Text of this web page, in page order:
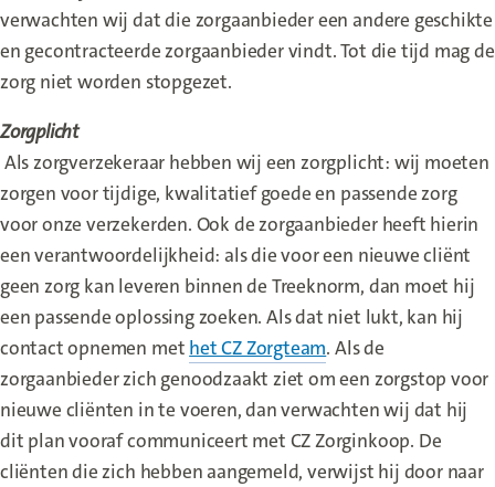
verwachten wij dat die zorgaanbieder een andere geschikte
en gecontracteerde zorgaanbieder vindt. Tot die tijd mag de
zorg niet worden stopgezet.
Zorgplicht
Als zorgverzekeraar hebben wij een zorgplicht: wij moeten
zorgen voor tijdige, kwalitatief goede en passende zorg
voor onze verzekerden. Ook de zorgaanbieder heeft hierin
een verantwoordelijkheid: als die voor een nieuwe cliënt
geen zorg kan leveren binnen de Treeknorm, dan moet hij
een passende oplossing zoeken. Als dat niet lukt, kan hij
contact opnemen met het CZ Zorgteam. Als de
zorgaanbieder zich genoodzaakt ziet om een zorgstop voor
nieuwe cliënten in te voeren, dan verwachten wij dat hij
dit plan vooraf communiceert met CZ Zorginkoop. De
cliënten die zich hebben aangemeld, verwijst hij door naar